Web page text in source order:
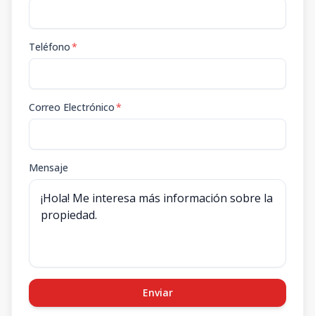
Teléfono*
Correo Electrónico*
Mensaje
Enviar